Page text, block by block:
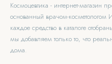
Космоцевтика - интернет-магазин
основанный врачом-
каждое средство в каталоге
мы добавляем только то, что
дома.